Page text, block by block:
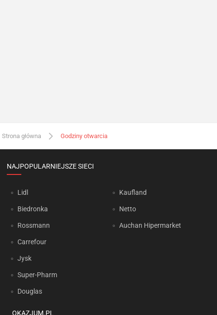
Strona główna Godziny otwarcia
NAJPOPULARNIEJSZE SIECI
Lidl
Biedronka
Rossmann
Carrefour
Jysk
Super-Pharm
Douglas
Kaufland
Netto
Auchan Hipermarket
OKAZJUM.PL